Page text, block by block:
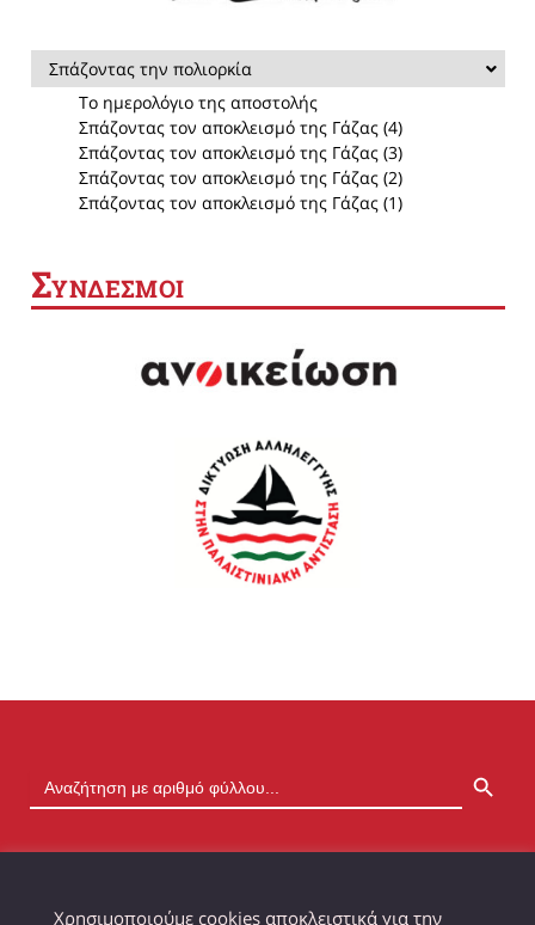
Σπάζοντας την πολιορκία
Το ημερολόγιο της αποστολής
Σπάζοντας τον αποκλεισμό της Γάζας (4)
Σπάζοντας τον αποκλεισμό της Γάζας (3)
Σπάζοντας τον αποκλεισμό της Γάζας (2)
Σπάζοντας τον αποκλεισμό της Γάζας (1)
ΣΥΝΔΕΣΜΟΙ
Χρησιμοποιούμε cookies αποκλειστικά για την